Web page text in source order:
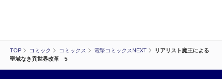
TOP コミック コミックス 電撃コミックスNEXT
リアリスト魔王による
聖域なき異世界改革 5